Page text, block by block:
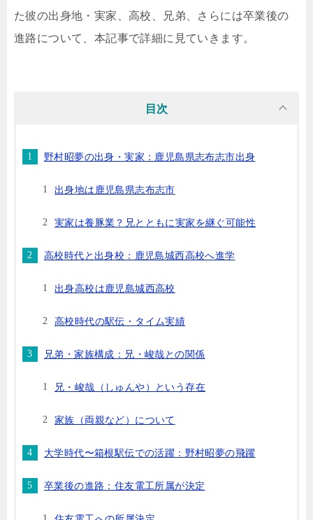
た彼の出身地・実家、高校、兄弟、さらには卒業後の
進路について、本記事で詳細に見ていきます。
目次
野村昭夢の出身・実家：鹿児島県志布志市出身
出身地は鹿児島県志布志市
実家は養豚業？兄とともに実家を継ぐ可能性
高校時代と出身校：鹿児島城西高校へ進学
出身高校は鹿児島城西高校
高校時代の駅伝・タイム実績
兄弟・家族構成：兄・峻哉との関係
兄・峻哉（しゅんや）という存在
家族（両親など）について
大学時代〜箱根駅伝での活躍：野村昭夢の飛躍
卒業後の進路：住友電工所属が決定